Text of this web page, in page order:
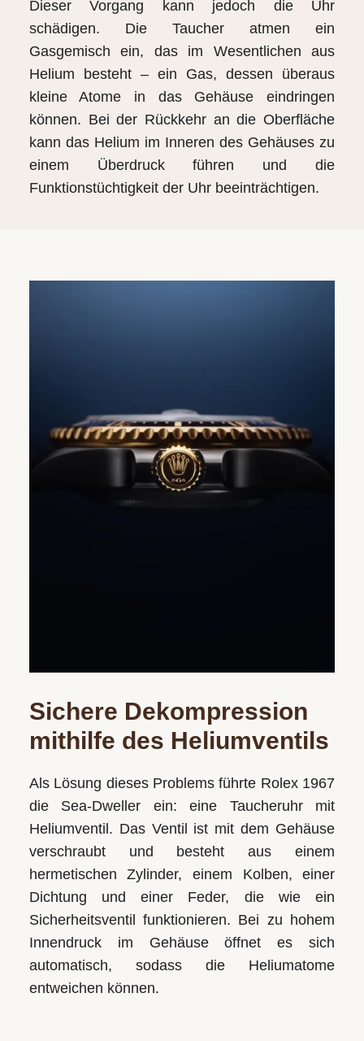
Dieser Vorgang kann jedoch die Uhr
schädigen. Die Taucher atmen ein
Gasgemisch ein, das im Wesentlichen aus
Helium besteht – ein Gas, dessen überaus
kleine Atome in das Gehäuse eindringen
können. Bei der Rückkehr an die Oberfläche
kann das Helium im Inneren des Gehäuses zu
einem Überdruck führen und die
Funktionstüchtigkeit der Uhr beeinträchtigen.
Sichere Dekompression
mithilfe des Heliumventils
Als Lösung dieses Problems führte Rolex 1967
die Sea‑Dweller ein: eine Taucheruhr mit
Heliumventil. Das Ventil ist mit dem Gehäuse
verschraubt und besteht aus einem
hermetischen Zylinder, einem Kolben, einer
Dichtung und einer Feder, die wie ein
Sicherheitsventil funktionieren. Bei zu hohem
Innendruck im Gehäuse öffnet es sich
automatisch, sodass die Heliumatome
entweichen können.